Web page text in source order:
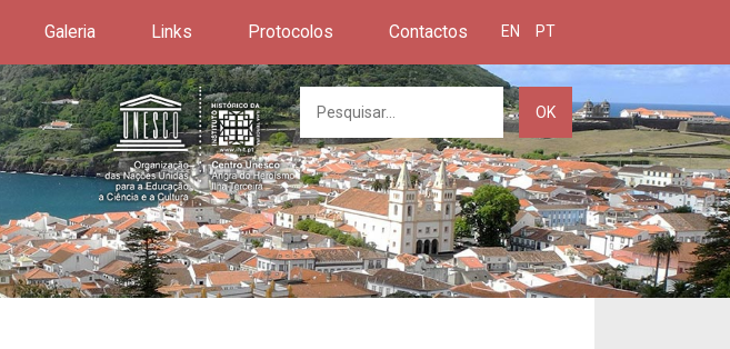
Galeria Links Protocolos Contactos EN PT
OK